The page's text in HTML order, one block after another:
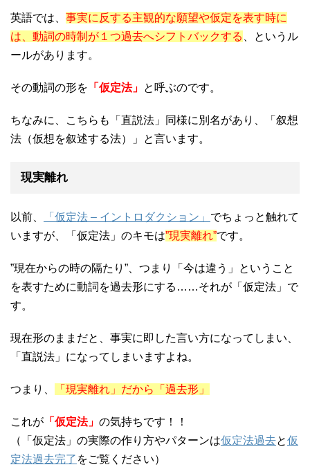
英語では、 事実に反する主観的な願望や仮定を表す時に
は、動詞の時制が１つ過去へシフトバックする
、というル
ールがあります。
その動詞の形を 「仮定法」 と呼ぶのです。
ちなみに、こちらも「直説法」同様に別名があり、「叙想
法（仮想を叙述する法）」と言います。
現実離れ
以前、 「仮定法 – イントロダクション」 でちょっと触れて
いますが、「仮定法」のキモは”現実離れ”です。
”現在からの時の隔たり”、つまり「今は違う」ということ
を表すために動詞を過去形にする……それが「仮定法」で
す。
現在形のままだと、事実に即した言い方になってしまい、
「直説法」になってしまいますよね。
つまり、 「現実離れ」だから「過去形」
これが 「仮定法」 の気持ちです！！
（「仮定法」の実際の作り方やパターンは仮定法過去と仮
定法過去完了 をご覧ください）